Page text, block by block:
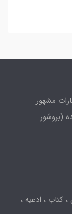
مشهور
(بروشور
کتاب ، ادعیه ،